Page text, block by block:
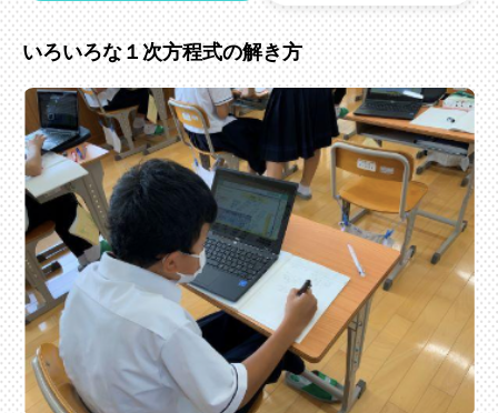
いろいろな１次方程式の解き方